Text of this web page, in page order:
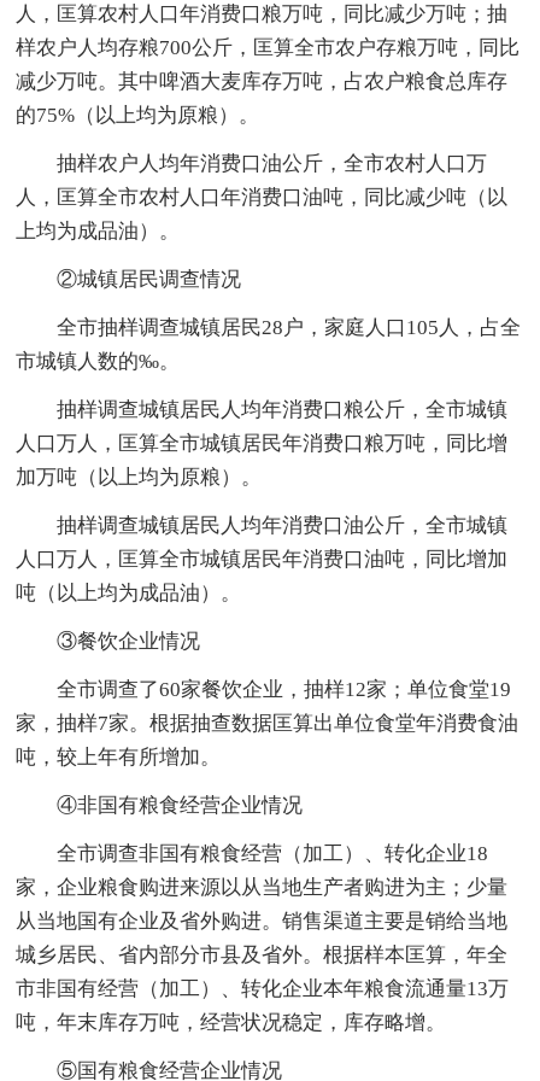
人，匡算农村人口年消费口粮万吨，同比减少万吨；抽
样农户人均存粮700公斤，匡算全市农户存粮万吨，同比
减少万吨。其中啤酒大麦库存万吨，占农户粮食总库存
的75%（以上均为原粮）。
抽样农户人均年消费口油公斤，全市农村人口万
人，匡算全市农村人口年消费口油吨，同比减少吨（以
上均为成品油）。
②城镇居民调查情况
全市抽样调查城镇居民28户，家庭人口105人，占全
市城镇人数的‰。
抽样调查城镇居民人均年消费口粮公斤，全市城镇
人口万人，匡算全市城镇居民年消费口粮万吨，同比增
加万吨（以上均为原粮）。
抽样调查城镇居民人均年消费口油公斤，全市城镇
人口万人，匡算全市城镇居民年消费口油吨，同比增加
吨（以上均为成品油）。
③餐饮企业情况
全市调查了60家餐饮企业，抽样12家；单位食堂19
家，抽样7家。根据抽查数据匡算出单位食堂年消费食油
吨，较上年有所增加。
④非国有粮食经营企业情况
全市调查非国有粮食经营（加工）、转化企业18
家，企业粮食购进来源以从当地生产者购进为主；少量
从当地国有企业及省外购进。销售渠道主要是销给当地
城乡居民、省内部分市县及省外。根据样本匡算，年全
市非国有经营（加工）、转化企业本年粮食流通量13万
吨，年末库存万吨，经营状况稳定，库存略增。
⑤国有粮食经营企业情况